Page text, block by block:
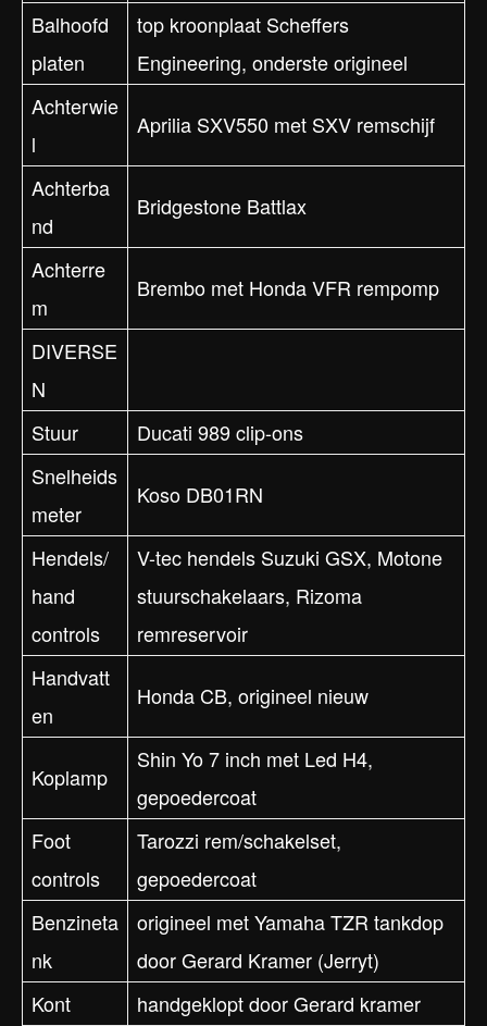
Balhoofd
platen
top kroonplaat Scheffers
Engineering, onderste origineel
Achterwie
l
Aprilia SXV550 met SXV remschijf
Achterba
nd
Bridgestone Battlax
Achterre
m
Brembo met Honda VFR rempomp
DIVERSE
N
Stuur
Ducati 989 clip-ons
Snelheids
meter
Koso DB01RN
Hendels/
hand
controls
V-tec hendels Suzuki GSX, Motone
stuurschakelaars, Rizoma
remreservoir
Handvatt
en
Honda CB, origineel nieuw
Koplamp
Shin Yo 7 inch met Led H4,
gepoedercoat
Foot
controls
Tarozzi rem/schakelset,
gepoedercoat
Benzineta
nk
origineel met Yamaha TZR tankdop
door Gerard Kramer (Jerryt)
Kont
handgeklopt door Gerard kramer